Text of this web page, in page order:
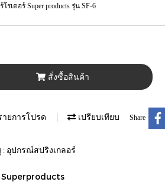
โรเตอร์ Super products รุ่น SF-6
สั่งซื้อสินค้า
ายการโปรด เปรียบเทียบ Share
: อุปกรณ์สปริงเกลอร์
Superproducts